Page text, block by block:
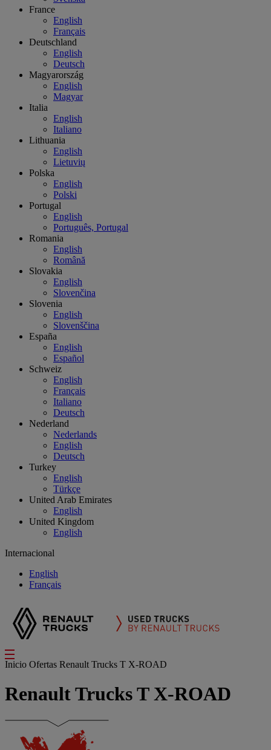
France
English
Français
Deutschland
English
Deutsch
Magyarország
English
Magyar
Italia
English
Italiano
Lithuania
English
Lietuvių
Polska
English
Polski
Portugal
English
Português, Portugal
Romania
English
Română
Slovakia
English
Slovenčina
Slovenia
English
Slovenščina
España
English
Español
Schweiz
English
Français
Italiano
Deutsch
Nederland
Nederlands
English
Deutsch
Turkey
English
Türkçe
United Arab Emirates
English
United Kingdom
English
Internacional
English
Français
Inicio Ofertas Renault Trucks T X-ROAD
Renault Trucks T X-ROAD